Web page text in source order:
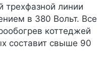
трехфазной линии
в 380 Вольт. Все
коттеджей
составит свыше 90